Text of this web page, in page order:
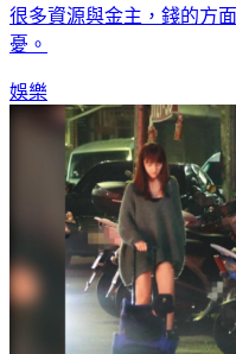
憂。